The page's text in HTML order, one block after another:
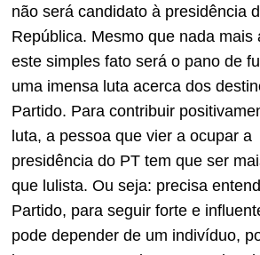
não será candidato à presidência
República. Mesmo que nada mais
este simples fato será o pano de
uma imensa luta acerca dos
Partido. Para contribuir
luta, a pessoa que vier a ocupar a
presidência do PT tem que ser
que lulista. Ou seja: precisa
Partido, para seguir forte e
pode depender de um indivíduo,